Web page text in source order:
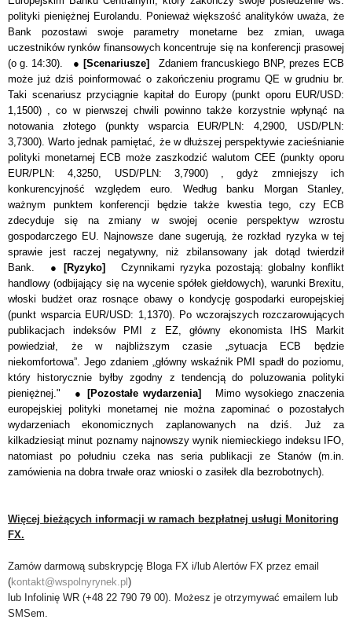
polityki pieniężnej Eurolandu. Ponieważ większość analityków uważa, że
Bank pozostawi swoje parametry monetarne bez zmian, uwaga
uczestników rynków finansowych koncentruje się na konferencji prasowej
(o g. 14:30). ● [Scenariusze]
Zdaniem francuskiego BNP, prezes ECB
może już dziś poinformować o zakończeniu programu QE w grudniu br.
Taki scenariusz przyciągnie kapitał do Europy (punkt oporu EUR/USD:
1,1500) , co w pierwszej chwili powinno także korzystnie wpłynąć na
notowania złotego (punkty wsparcia EUR/PLN: 4,2900, USD/PLN:
3,7300). Warto jednak pamiętać, że w dłuższej perspektywie zacieśnianie
polityki monetarnej ECB może zaszkodzić walutom CEE (punkty oporu
EUR/PLN: 4,3250, USD/PLN: 3,7900) , gdyż zmniejszy ich
konkurencyjność względem euro. Według banku Morgan Stanley,
ważnym punktem konferencji będzie także kwestia tego, czy ECB
zdecyduje się na zmiany w swojej ocenie perspektyw wzrostu
gospodarczego EU. Najnowsze dane sugerują, że rozkład ryzyka w tej
sprawie jest raczej negatywny, niż zbilansowany jak dotąd twierdził
Bank. ●[Ryzyko]
Czynnikami ryzyka pozostają: globalny konflikt
handlowy (odbijający się na wycenie spółek giełdowych), warunki Brexitu,
włoski budżet oraz rosnące obawy o kondycję gospodarki europejskiej
(punkt wsparcia EUR/USD: 1,1370). Po wczorajszych rozczarowujących
publikacjach indeksów PMI z EZ, główny ekonomista IHS Markit
powiedział, że w najbliższym czasie „sytuacja ECB będzie
niekomfortowa”. Jego zdaniem „główny wskaźnik PMI spadł do poziomu,
który historycznie byłby zgodny z tendencją do poluzowania polityki
pieniężnej." ● [Pozostałe wydarzenia]
Mimo wysokiego znaczenia
europejskiej polityki monetarnej nie można zapominać o pozostałych
wydarzeniach ekonomicznych zaplanowanych na dziś. Już za
kilkadziesiąt minut poznamy najnowszy wynik niemieckiego indeksu IFO,
natomiast po południu czeka nas seria publikacji ze Stanów (m.in.
zamówienia na dobra trwałe oraz wnioski o zasiłek dla bezrobotnych).
Więcej bieżących informacji w ramach bezpłatnej usługi Monitoring
FX.
Zamów darmową subskrypcję Bloga FX i/lub Alertów FX przez email
(kontakt@wspolnyrynek.pl)
lub Infolinię WR (+48 22 790 79 00). Możesz je otrzymywać emailem lub
SMSem.